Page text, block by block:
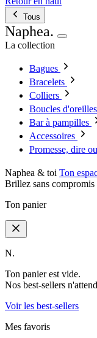
Tous
Naphea.
La collection
Bagues
Bracelets
Colliers
Boucles d'oreilles
Bar à pampilles
Accessoires
Promesse, dire
Naphea & toi Ton
Brillez sans compromis
Ton panier
N.
Ton panier est vide.
Nos best-sellers
Voir les best-sellers
Mes favoris